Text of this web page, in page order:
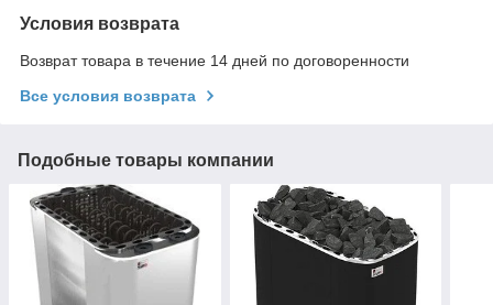
Условия возврата
Возврат товара в течение 14 дней по договоренности
Все условия возврата
Подобные товары компании